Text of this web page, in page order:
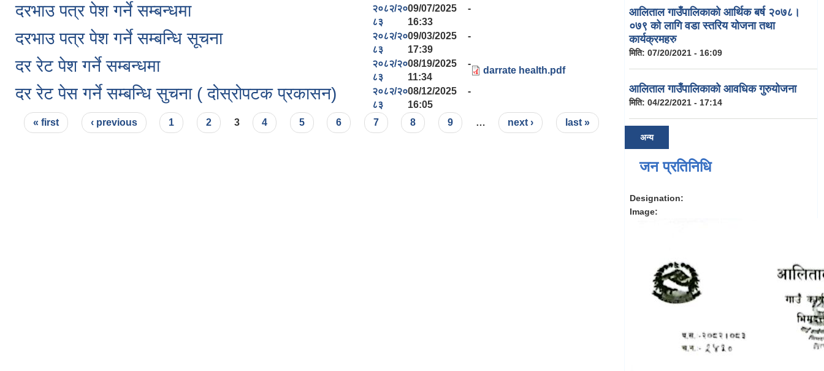
दरभाउ पत्र पेश गर्ने सम्बन्धमा
२०८२/२०
८३
09/07/2025 -
16:33
दरभाउ पत्र पेश गर्ने सम्बन्धि सूचना
२०८२/२०
८३
09/03/2025 -
17:39
दर रेट पेश गर्ने सम्बन्धमा
२०८२/२०
८३
08/19/2025 -
11:34
darrate health.pdf
दर रेट पेस गर्ने सम्बन्धि सुचना ( दोस्रोपटक प्रकासन)
२०८२/२०
८३
08/12/2025 -
16:05
Pages
« first ‹ previous 1 2 3 4 5 6 7 8 9 … next › last »
आलिताल गाउँपालिकाको आर्थिक बर्ष २०७८।
०७९ को लागि वडा स्तरिय योजना तथा
कार्यक्रमहरु
मिति: 07/20/2021 - 16:09
आलिताल गाउँपालिकाको आवधिक गुरुयोजना
मिति: 04/22/2021 - 17:14
अन्य
जन प्रतिनिधि
Designation:
Image: